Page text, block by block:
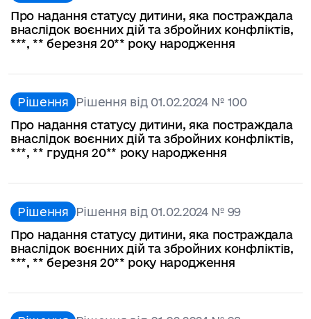
Про надання статусу дитини, яка постраждала
внаслідок воєнних дій та збройних конфліктів,
***, ** березня 20** року народження
Рішення Рішення від 01.02.2024 № 100
Про надання статусу дитини, яка постраждала
внаслідок воєнних дій та збройних конфліктів,
***, ** грудня 20** року народження
Рішення Рішення від 01.02.2024 № 99
Про надання статусу дитини, яка постраждала
внаслідок воєнних дій та збройних конфліктів,
***, ** березня 20** року народження